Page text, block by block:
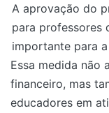
A aprovação do
para professores
importante para
Essa medida não
financeiro, mas
educadores em